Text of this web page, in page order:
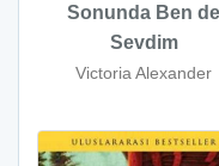
Sonunda Ben de
Sevdim
Victoria Alexander